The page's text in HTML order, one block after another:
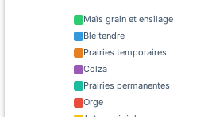
Maïs grain et ensilage
Blé tendre
Prairies temporaires
Colza
Prairies permanentes
Orge